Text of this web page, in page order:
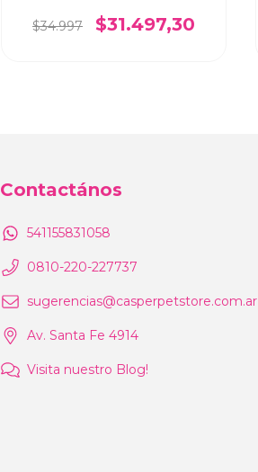
$34.997 $31.497,30
Contactános
541155831058
0810-220-227737
sugerencias@casperpetstore.com.ar
Av. Santa Fe 4914
Visita nuestro Blog!